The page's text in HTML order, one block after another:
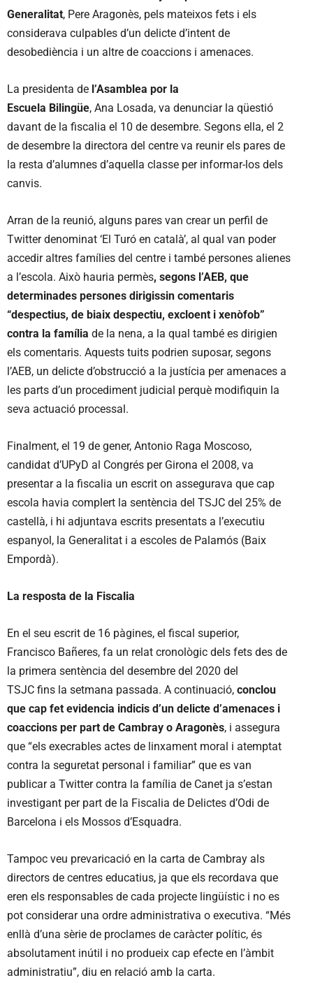
Generalitat, Pere Aragonès, pels mateixos fets i els
considerava culpables d’un delicte d’intent de
desobediència i un altre de coaccions i amenaces.
La presidenta de l’Asamblea por la
Escuela Bilingüe, Ana Losada, va denunciar la qüestió
davant de la fiscalia el 10 de desembre. Segons ella, el 2
de desembre la directora del centre va reunir els pares de
la resta d’alumnes d’aquella classe per informar-los dels
canvis.
Arran de la reunió, alguns pares van crear un perfil de
Twitter denominat ‘El Turó en català’, al qual van poder
accedir altres famílies del centre i també persones alienes
a l’escola. Això hauria permès, segons l’AEB, que
determinades persones dirigissin comentaris
“despectius, de biaix despectiu, excloent i xenòfob”
contra la família de la nena, a la qual també es dirigien
els comentaris. Aquests tuits podrien suposar, segons
l’AEB, un delicte d’obstrucció a la justícia per amenaces a
les parts d’un procediment judicial perquè modifiquin la
seva actuació processal.
Finalment, el 19 de gener, Antonio Raga Moscoso,
candidat d’UPyD al Congrés per Girona el 2008, va
presentar a la fiscalia un escrit on assegurava que cap
escola havia complert la sentència del TSJC del 25% de
castellà, i hi adjuntava escrits presentats a l’executiu
espanyol, la Generalitat i a escoles de Palamós (Baix
Empordà).
La resposta de la Fiscalia
En el seu escrit de 16 pàgines, el fiscal superior,
Francisco Bañeres, fa un relat cronològic dels fets des de
la primera sentència del desembre del 2020 del
TSJC fins la setmana passada. A continuació, conclou
que cap fet evidencia indicis d’un delicte d’amenaces i
coaccions per part de Cambray o Aragonès, i assegura
que “els execrables actes de linxament moral i atemptat
contra la seguretat personal i familiar” que es van
publicar a Twitter contra la família de Canet ja s’estan
investigant per part de la Fiscalia de Delictes d’Odi de
Barcelona i els Mossos d’Esquadra.
Tampoc veu prevaricació en la carta de Cambray als
directors de centres educatius, ja que els recordava que
eren els responsables de cada projecte lingüístic i no es
pot considerar una ordre administrativa o executiva. “Més
enllà d’una sèrie de proclames de caràcter polític, és
absolutament inútil i no produeix cap efecte en l’àmbit
administratiu”, diu en relació amb la carta.